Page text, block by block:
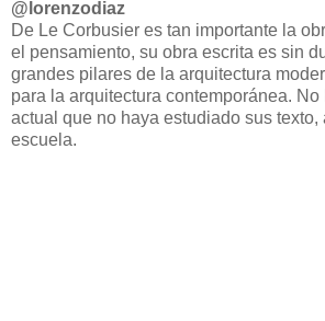
@lorenzodiaz
De Le Corbusier es tan importante la
el pensamiento, su obra escrita es sin
grandes pilares de la arquitectura
para la arquitectura contemporánea.
actual que no haya estudiado sus texto,
escuela.